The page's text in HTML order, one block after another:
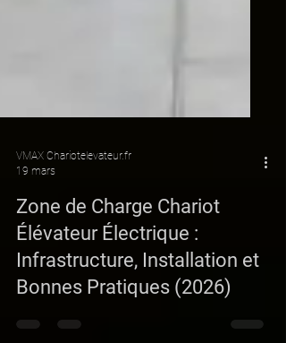
Zone de Charge Chariot
Élévateur Électrique :
Infrastructure, Installation et